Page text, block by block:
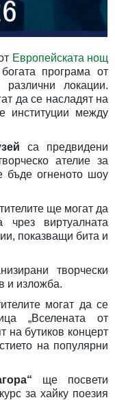
Европейската нощ
програма от
локации.
да се насладят на
институции между
са предвидени
ателие за
бъде огненото шоу
ще могат да
чрез виртуалната
показващи бита и
творчески
и изложба.
могат да се
„Вселената от
на бутиков концерт
на популярни
ще посвети
за хайку поезия